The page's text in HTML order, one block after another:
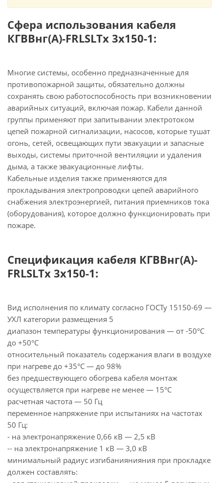
Сфера использования кабеля
КГВВнг(А)-FRLSLTx 3х150-1:
Многие системы, особенно предназначенные для
противопожарной защиты, обязательно должны
сохранять свою работоспособность при возникновении
аварийных ситуаций, включая пожар. Кабели данной
группы применяют при запитывании электротоком
цепей пожарной сигнализации, насосов, которые тушат
огонь, сетей, освещающих пути эвакуации и запасные
выходы, системы приточной вентиляции и удаления
дыма, а также эвакуационные лифты.
Кабельные изделия также применяются для
прокладывания электропроводки цепей аварийного
снабжения электроэнергией, питания приемников тока
(оборудования), которое должно функционировать при
пожаре.
Спецификация кабеля КГВВнг(А)-
FRLSLTx 3х150-1:
Вид исполнения по климату согласно ГОСТу 15150-69 —
УХЛ категории размещения 5
диапазон температуры функционирования — от -50°С
до +50°С
относительный показатель содержания влаги в воздухе
при нагреве до +35°С — до 98%
без предшествующего обогрева кабеля монтаж
осуществляется при нагреве не менее — 15°С
расчетная частота — 50 Гц
переменное напряжение при испытаниях на частотах
50 Гц:
- на электронапряжение 0,66 кВ — 2,5 кВ
-- на электронапряжение 1 кВ — 3,0 кВ
минимальный радиус изгибаниянияния при прокладке
должен составлять: